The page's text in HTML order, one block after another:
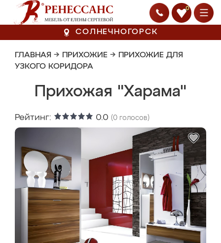
0
СОЛНЕЧНОГОРСК
ГЛАВНАЯ → ПРИХОЖИЕ → ПРИХОЖИЕ ДЛЯ
УЗКОГО КОРИДОРА
Прихожая "Харама"
Рейтинг: 0.0 (0 голосов)